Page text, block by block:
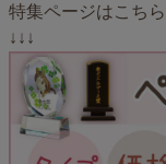
特集ページはこちら
↓↓↓